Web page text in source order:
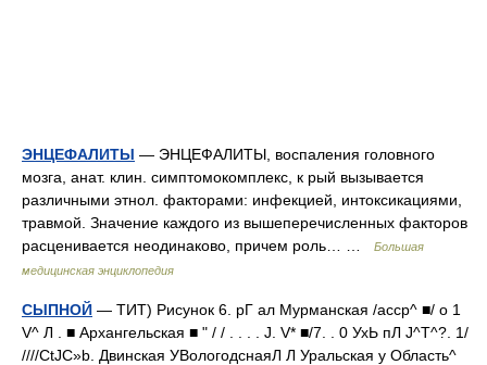
ЭНЦЕФАЛИТЫ — ЭНЦЕФАЛИТЫ, воспаления головного
мозга, анат. клин. симптомокомплекс, к рый вызывается
различными этнол. факторами: инфекцией, интоксикациями,
травмой. Значение каждого из вышеперечисленных факторов
расценивается неодинаково, причем роль… …
Большая
медицинская энциклопедия
СЫПНОЙ — ТИТ) Рисунок 6. рГ ал Мурманская /асср^ ■/ о 1
V^ Л . ■ Архангельская ■ " / / . . . . J. V* ■/7. . 0 УхЬ пЛ J^T^?. 1/
////CtJC»b. Двинская УВологодснаяЛ Л Уральская у Область^